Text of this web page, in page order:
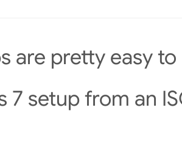
are pretty easy
7 setup from an